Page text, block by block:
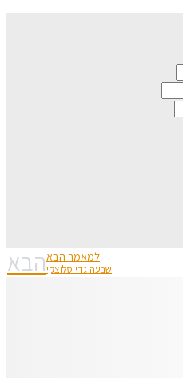
למאמר הבא
שבעה גדי סלוצקיהבא